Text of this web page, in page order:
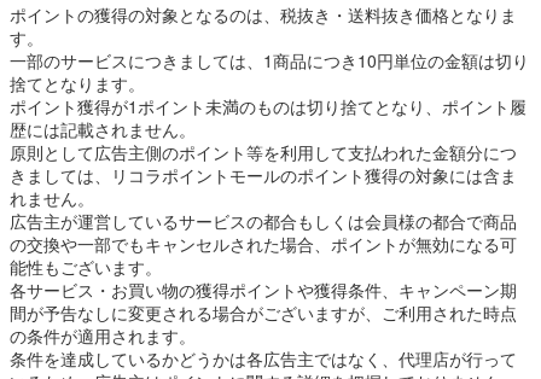
ポイントの獲得の対象となるのは、税抜き・送料抜き価格となりま
す。
一部のサービスにつきましては、1商品につき10円単位の金額は切り
捨てとなります。
ポイント獲得が1ポイント未満のものは切り捨てとなり、ポイント履
歴には記載されません。
原則として広告主側のポイント等を利用して支払われた金額分につ
きましては、リコラポイントモールのポイント獲得の対象には含ま
れません。
広告主が運営しているサービスの都合もしくは会員様の都合で商品
の交換や一部でもキャンセルされた場合、ポイントが無効になる可
能性もございます。
各サービス・お買い物の獲得ポイントや獲得条件、キャンペーン期
間が予告なしに変更される場合がございますが、ご利用された時点
の条件が適用されます。
条件を達成しているかどうかは各広告主ではなく、代理店が行って